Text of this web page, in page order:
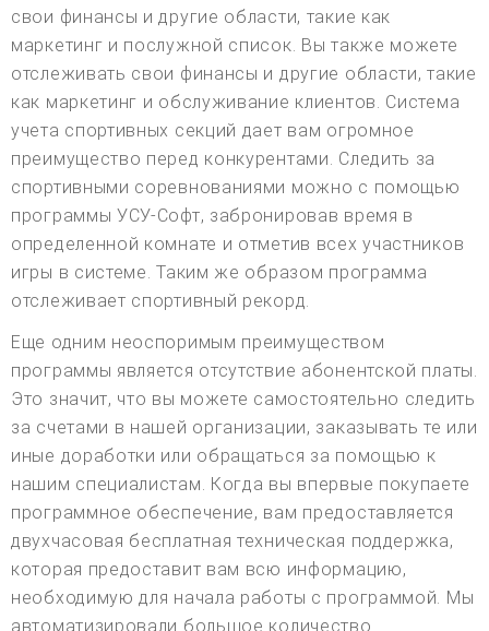
свои финансы и другие области, такие как
маркетинг и послужной список. Вы также можете
отслеживать свои финансы и другие области, такие
как маркетинг и обслуживание клиентов. Система
учета спортивных секций дает вам огромное
преимущество перед конкурентами. Следить за
спортивными соревнованиями можно с помощью
программы УСУ-Софт, забронировав время в
определенной комнате и отметив всех участников
игры в системе. Таким же образом программа
отслеживает спортивный рекорд.
Еще одним неоспоримым преимуществом
программы является отсутствие абонентской платы.
Это значит, что вы можете самостоятельно следить
за счетами в нашей организации, заказывать те или
иные доработки или обращаться за помощью к
нашим специалистам. Когда вы впервые покупаете
программное обеспечение, вам предоставляется
двухчасовая бесплатная техническая поддержка,
которая предоставит вам всю информацию,
необходимую для начала работы с программой. Мы
автоматизировали большое количество